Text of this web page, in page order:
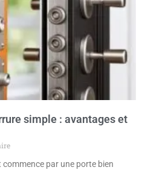
simple : avantages et
par une porte bien